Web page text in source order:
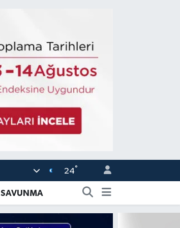
24°
SAVUNMA